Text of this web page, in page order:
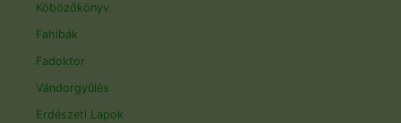
Köbözőkönyv
Fahibák
Fadoktor
Vándorgyűlés
Erdészeti Lapok